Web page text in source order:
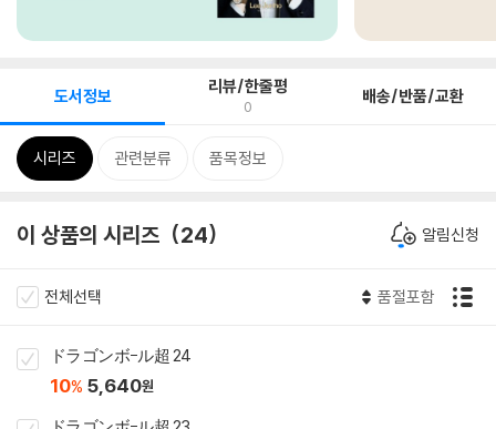
도서정보 리뷰/한줄평
0 배송/반품/교환
시리즈 관련분류 품목정보
이 상품의 시리즈 24 알림신청
전체선택 품절포함
ドラゴンボ-ル超 24
10% 5,640원